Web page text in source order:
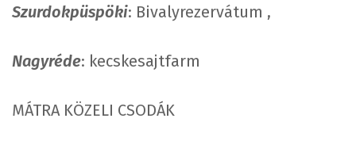
Szurdokpüspöki: Bivalyrezervátum ,
Nagyréde: kecskesajtfarm
MÁTRA KÖZELI CSODÁK